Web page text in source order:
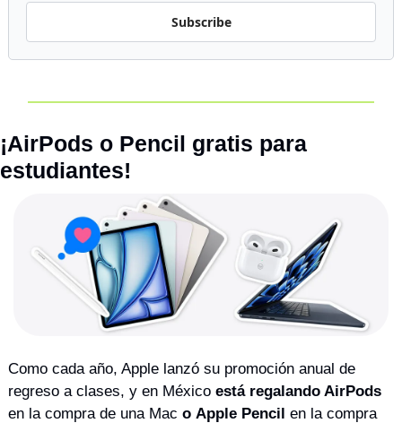
Subscribe
¡AirPods o Pencil gratis para
estudiantes!
Como cada año, Apple lanzó su promoción anual de
regreso a clases, y en México está regalando AirPods
en la compra de una Mac o Apple Pencil en la compra